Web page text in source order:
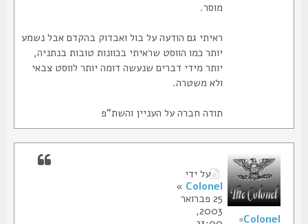
מוסר.
ראיתי גם הודעה על בול ואבדוק בהקדם אבל נשמע
יותר כמו הווסט שראיתי בכוונות טובות בנתניה,
יותר מידי דברים שנעשה דומה יותר לווסט צבאי
ולא משטרה.
תודה חברה על העניין והשת"פ
על ידי
Colonel
»
25 פברואר
2003,
Colonel